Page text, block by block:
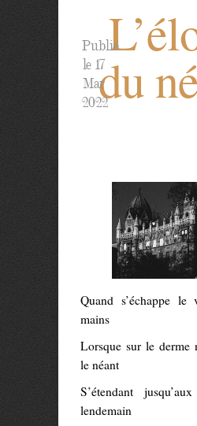
du
Publié
le 17
Mar
2022
Quand s’échappe
mains
Lorsque sur le derme
le néant
S’étendant
lendemain